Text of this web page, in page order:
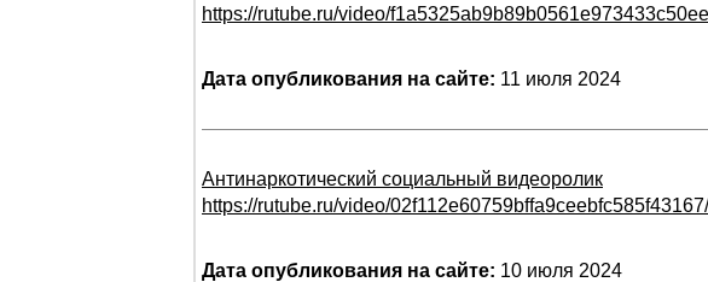
https://rutube.ru/video/
Дата опубликования на сайте: 11 июля 2024
Антинаркотический социальный видеоролик
https://rutube.ru/video/
Дата опубликования на сайте: 10 июля 2024